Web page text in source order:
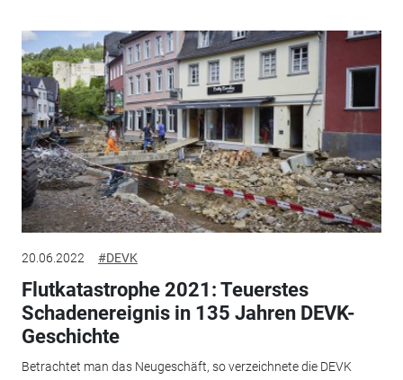
20.06.2022 #DEVK
Flutkatastrophe 2021: Teuerstes
Schadenereignis in 135 Jahren DEVK-
Geschichte
Betrachtet man das Neugeschäft, so verzeichnete die DEVK